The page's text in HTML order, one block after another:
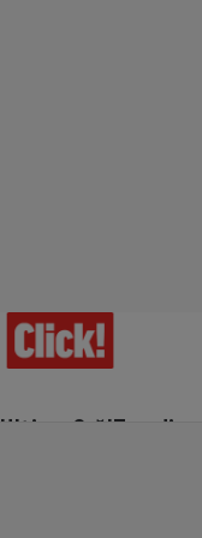
Ultima Oră!Trending